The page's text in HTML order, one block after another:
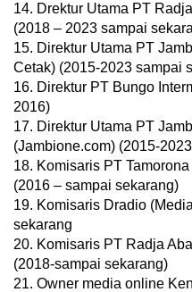
14. Drektur Utama PT
(2018 – 2023 sampai
15. Direktur Utama PT
Cetak) (2015-2023 sampai
16. Direktur PT Bungo
2016)
17. Direktur Utama PT
(Jambione.com) (2015-
18. Komisaris PT
(2016 – sampai sekarang)
19. Komisaris Dradio
sekarang
20. Komisaris PT Radja
(2018-sampai sekarang)
21. Owner media online